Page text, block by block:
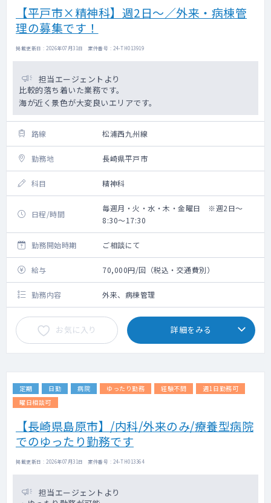
【平戸市×精神科】週2日～／外来・病棟管
理の募集です！
掲載更新日 : 2026年07月31日 案件番号 : 24-TH013919
担当エージェントより
比較的落ち着いた業務です。
海が近く景色が大変良いエリアです。
路線 松浦西九州線
勤務地 長崎県平戸市
科目 精神科
日程/時間
毎週月・火・水・木・金曜日 ※週2日～
8:30～17:30
勤務開始時期 ご相談にて
給与 70,000円/回（税込・交通費別）
勤務内容 外来、病棟管理
お気に入り 詳細をみる
定期 日勤 病院 ゆったり勤務 経験不問
週1日勤務可
曜日相談可
【長崎県島原市】/内科/外来のみ/療養型病院
でのゆったり勤務です
掲載更新日 : 2026年07月31日 案件番号 : 24-TH013364
担当エージェントより